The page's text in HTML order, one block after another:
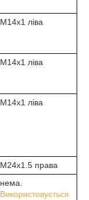
М14х1 ліва
М14х1 ліва
М14х1 ліва
М24х1.5 права
нема.
Використовується